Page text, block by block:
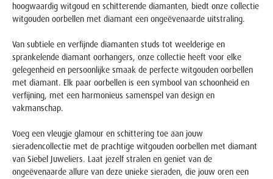
hoogwaardig witgoud en schitterende diamanten, biedt onze collectie
witgouden oorbellen met diamant een ongeëvenaarde uitstraling.
Van subtiele en verfijnde diamanten studs tot weelderige en
sprankelende diamant oorhangers, onze collectie heeft voor elke
gelegenheid en persoonlijke smaak de perfecte witgouden oorbellen
met diamant. Elk paar oorbellen is een symbool van schoonheid en
verfijning, met een harmonieus samenspel van design en
vakmanschap.
Voeg een vleugje glamour en schittering toe aan jouw
sieradencollectie met de prachtige witgouden oorbellen met diamant
van Siebel Juweliers. Laat jezelf stralen en geniet van de
ongeëvenaarde allure van deze unieke sieraden, die jouw oren een